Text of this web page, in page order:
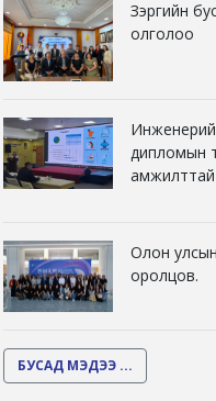
Зэргийн
олголоо
дипломын
Олон улсын
оролцов.
БУСАД МЭДЭЭ ...